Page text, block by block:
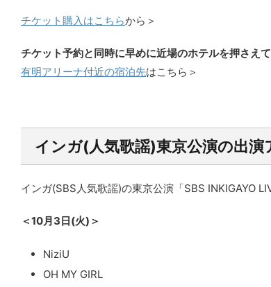
チケット購入はこちらから＞
チケット予約と同時に早めに近場のホテルを押さえ
有明アリーナ付近の宿泊先はこちら＞
インガ(人気歌謡)東京公演の出演
インガ(SBS人気歌謡)の東京公演「SBS INKIGAYO
＜10月3日(火)＞
NiziU
OH MY GIRL